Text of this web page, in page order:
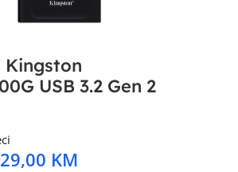
Kingston
USB 3.2 Gen 2
KM